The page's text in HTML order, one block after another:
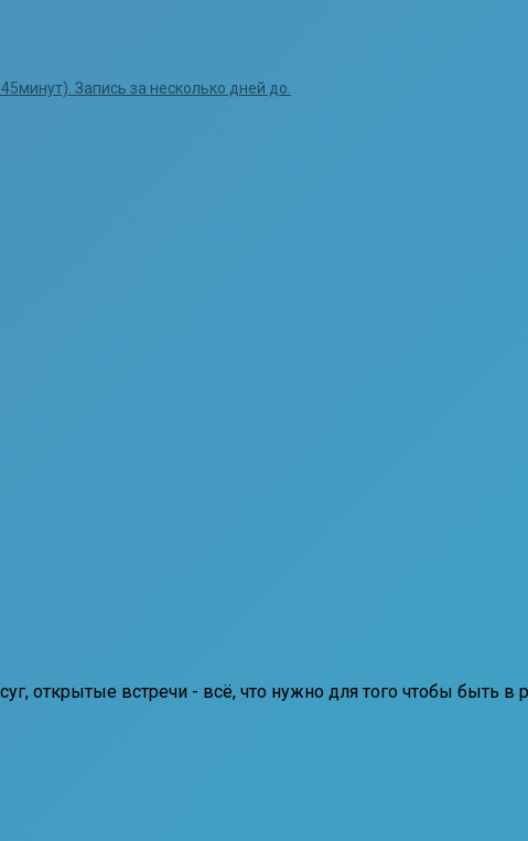
Запись за несколько дней до.
открытые встречи - всё, что нужно для того чтобы быть в